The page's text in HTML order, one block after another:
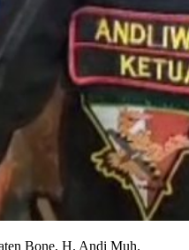
Bone, H. Andi Muh.